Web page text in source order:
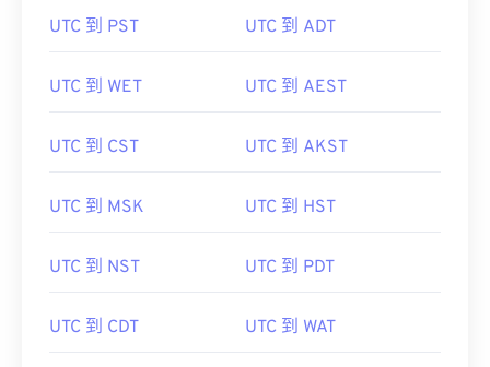
UTC 到 PST UTC 到 ADT
UTC 到 WET UTC 到 AEST
UTC 到 CST UTC 到 AKST
UTC 到 MSK UTC 到 HST
UTC 到 NST UTC 到 PDT
UTC 到 CDT UTC 到 WAT